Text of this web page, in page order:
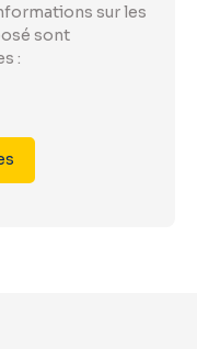
sur les
sont
: